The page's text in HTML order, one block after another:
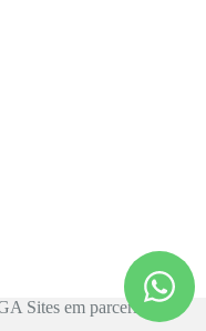
Sites em parceria